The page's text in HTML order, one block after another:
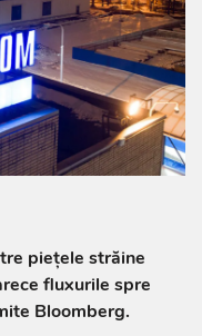
pieţele străine
fluxurile spre
Bloomberg.